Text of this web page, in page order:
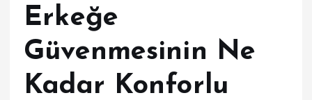
Erkeğe
Güvenmesinin Ne
Kadar Konforlu